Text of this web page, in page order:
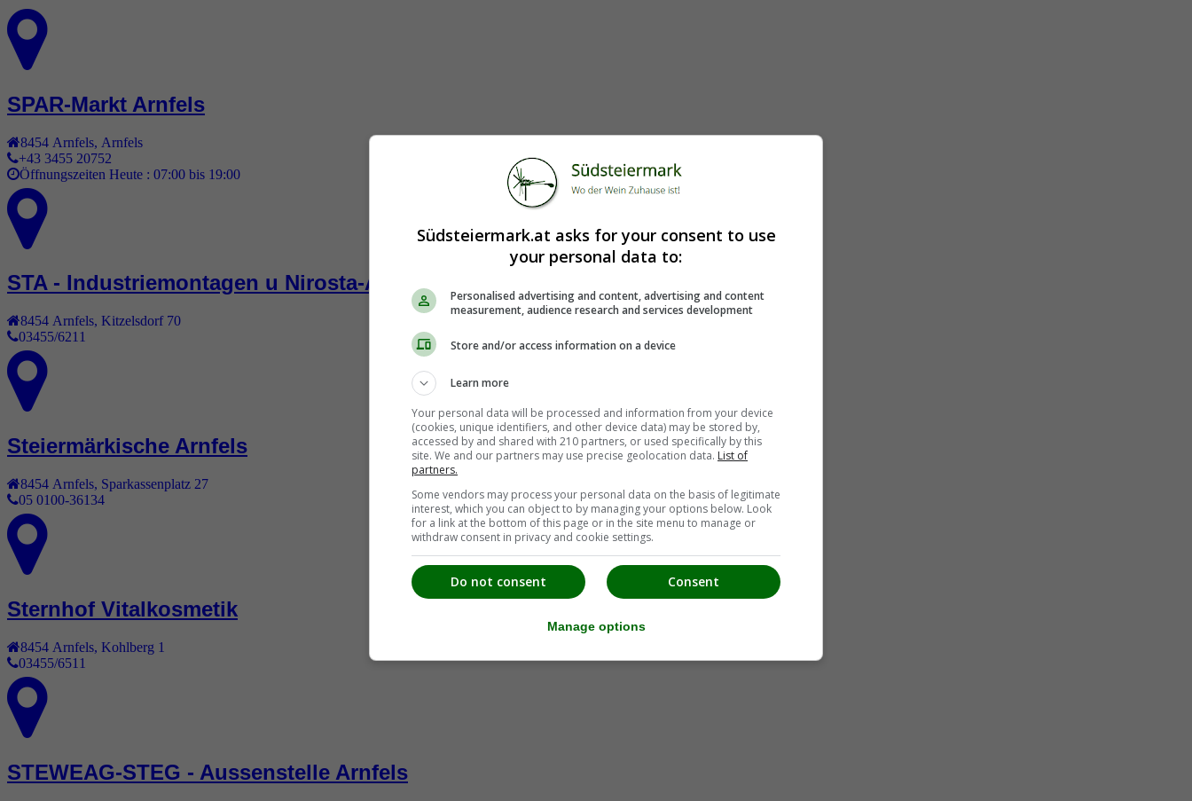
SPAR-Markt Arnfels
8454 Arnfels
Arnfels
+43 3455 20752
Öffnungszeiten Heute : 07:00 bis 19:00
STA - Industriemontagen u Nirosta-Anlagenbau GmbH
8454 Arnfels, Kitzelsdorf 70
03455/6211
Steiermärkische Arnfels
8454 Arnfels Sparkassenplatz 27
05 0100-36134
Sternhof Vitalkosmetik
8454 Arnfels Kohlberg 1
03455/6511
STEWEAG-STEG - Aussenstelle Arnfels
Südsteiermark.at asks for your consent to use
your personal data to:
Personalised advertising and content, advertising and content
measurement, audience research and services development
Store and/or access information on a device
Learn more
Your personal data will be processed and information from your device
(cookies, unique identifiers, and other device data) may be stored by,
accessed by and shared with 210 partners, or used specifically by this
site. We and our partners may use precise geolocation data. List of
partners.
Some vendors may process your personal data on the basis of legitimate
interest, which you can object to by managing your options below. Look
for a link at the bottom of this page or in the site menu to manage or
withdraw consent in privacy and cookie settings.
Consent
Do not consent
Manage options